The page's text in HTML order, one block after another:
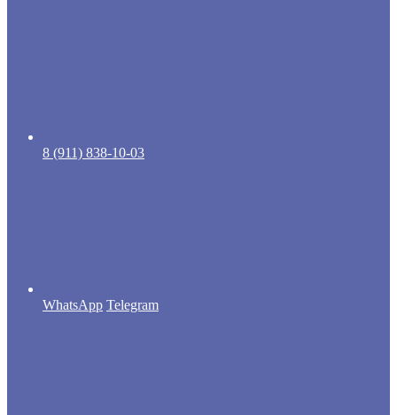
8 (911) 838-10-03
WhatsApp Telegram